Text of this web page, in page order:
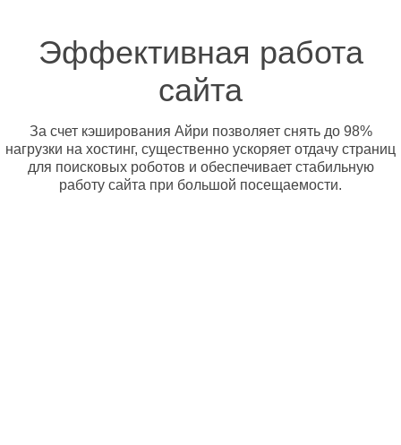
Эффективная работа
сайта
За счет кэширования Айри позволяет снять до 98%
нагрузки на хостинг, существенно ускоряет отдачу страниц
для поисковых роботов и обеспечивает стабильную
работу сайта при большой посещаемости.